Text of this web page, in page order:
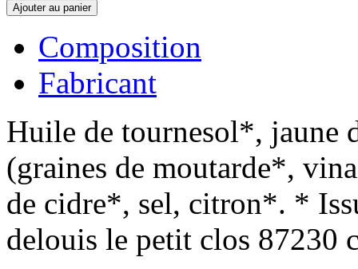
Ajouter au panier
Composition
Fabricant
Huile de tournesol*,
(graines de moutarde*,
de cidre*, sel, citron*. *
delouis le petit clos 87230